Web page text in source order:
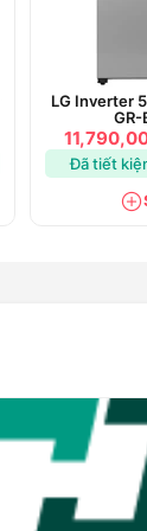
LG Inverter
GR-
Đã tiết